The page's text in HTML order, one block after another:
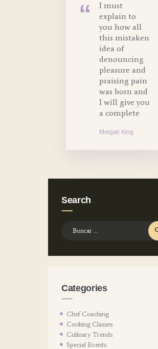
I must
explain to
you how all
this mistaken
idea of
denouncing
pleasure and
praising pain
was born and
I will give you
a complete
Morgan King
Search
Categories
Chef Coaching
Cooking Classes
Culinary Trends
Special Events